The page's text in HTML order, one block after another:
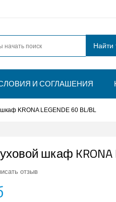
Найти
И СОГЛАШЕНИЯ
KRONA LEGENDE 60 BL/BL
шкаф KRONA
отзыв